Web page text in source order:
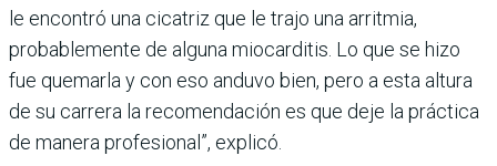
le encontró una cicatriz que le trajo una arritmia,
probablemente de alguna miocarditis. Lo que se hizo
fue quemarla y con eso anduvo bien, pero a esta altura
de su carrera la recomendación es que deje la práctica
de manera profesional”, explicó.